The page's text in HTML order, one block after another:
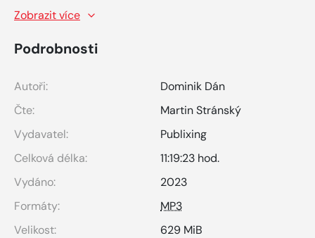
Zobrazit více
Podrobnosti
Autoři:
Dominik Dán
Čte:
Martin Stránský
Vydavatel:
Publixing
Celková délka:
11:19:23 hod.
Vydáno:
2023
Formáty:
MP3
Velikost:
629 MiB